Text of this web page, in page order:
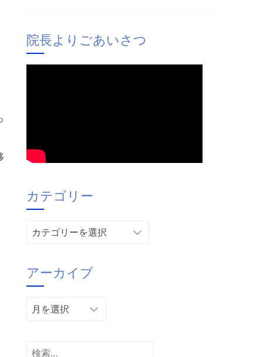
院長よりごあいさつ
カテゴリー
カ
リ
ー
アーカイブ
ア
イ
検